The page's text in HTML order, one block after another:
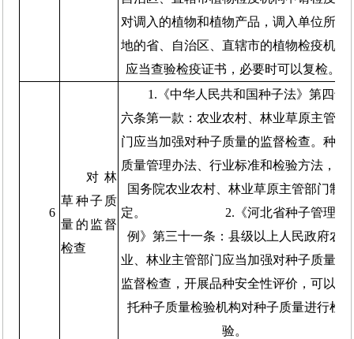
对调入的植物和植物产品，调入单位所在
地的省、自治区、直辖市的植物检疫机构
应当查验检疫证书，必要时可以复检。
6
对林
草种子质
量的监督
检查
1.《中华人民共和国种子法》第四十
六条第一款：农业农村、林业草原主管部
门应当加强对种子质量的监督检查。种子
质量管理办法、行业标准和检验方法，由
国务院农业农村、林业草原主管部门制
定。 2.《河北省种子管理条
例》第三十一条：县级以上人民政府农
业、林业主管部门应当加强对种子质量的
监督检查，开展品种安全性评价，可以委
托种子质量检验机构对种子质量进行检
验。